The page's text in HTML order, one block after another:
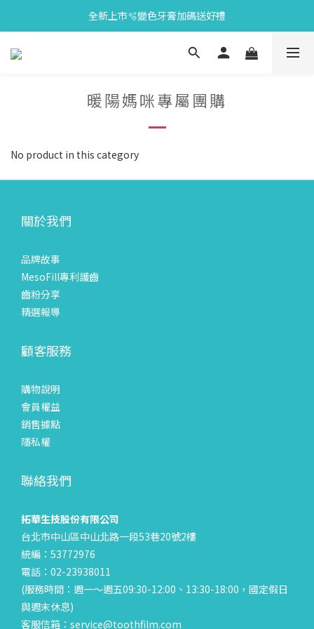
會員限定🎁點數兌換好禮
全新上市🫧變色牙膏加碼送好禮
會員限定🎁點數兌換好禮
暖陽媽咪專屬團購
No product in this category
關於我們
品牌故事
MesoFill專利護齒
齒粉分享
精選報導
顧客服務
購物說明
會員權益
銷售據點
隱私權
聯絡我們
拓華生技股份有限公司
台北市中山區中山北路一段53巷20號2樓
統編：53772976
電話：02-23938011
(服務時間：週一～週五09:30-12:00、13:30-18:00，國定假日
與週末休息)
客服信箱：service@toothfilm.com